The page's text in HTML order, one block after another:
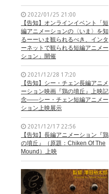
2022/01/25 21:00
【告知】オンラインイベント「短
編アニメーションの〈いま〉を知
るーーいま観られるべき、インタ
ーネットで観られる短編アニメー
ション」開催
2021/12/28 17:20
【告知】シー・チェン長編アニメ
ーション映画『鶏の墳丘』上映記
念——シー・チェン短編アニメー
ション上映展示
2021/12/17 22:56
【告知】長編アニメーション『鶏
の墳丘』（原題：Chiken Of The
Mound）上映